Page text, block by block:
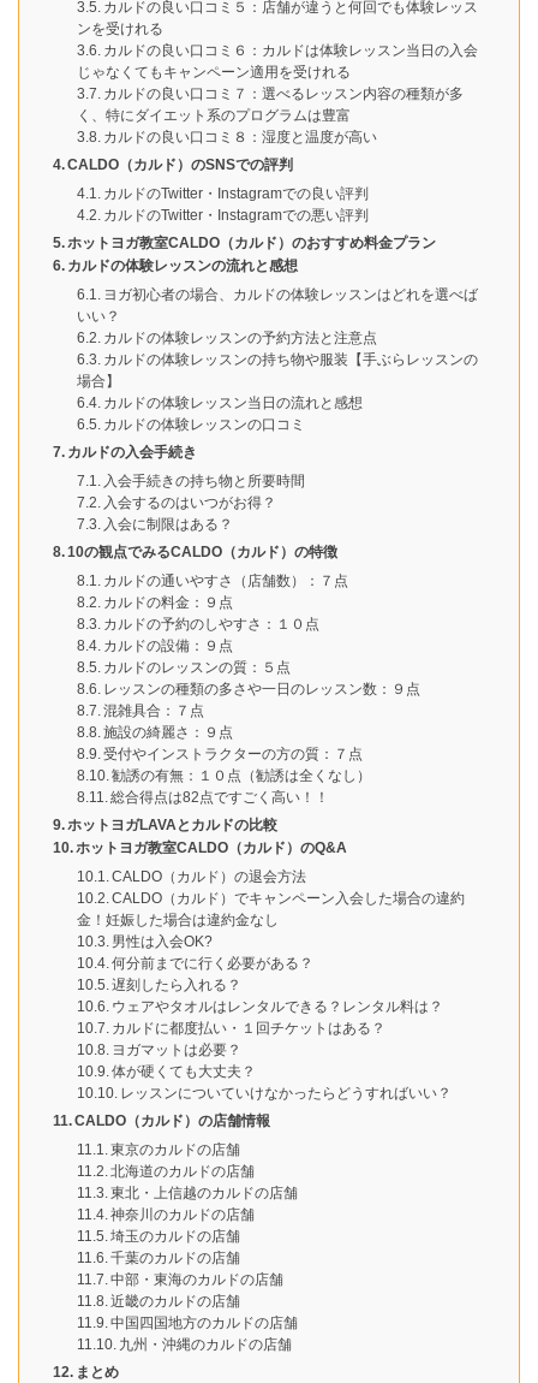
カルドの良い口コミ５：店舗が違うと何回でも体験レッス
ンを受けれる
カルドの良い口コミ６：カルドは体験レッスン当日の入会
じゃなくてもキャンペーン適用を受けれる
カルドの良い口コミ７：選べるレッスン内容の種類が多
く、特にダイエット系のプログラムは豊富
カルドの良い口コミ８：湿度と温度が高い
CALDO（カルド）のSNSでの評判
カルドのTwitter・Instagramでの良い評判
カルドのTwitter・Instagramでの悪い評判
ホットヨガ教室CALDO（カルド）のおすすめ料金プラン
カルドの体験レッスンの流れと感想
ヨガ初心者の場合、カルドの体験レッスンはどれを選べば
いい？
カルドの体験レッスンの予約方法と注意点
カルドの体験レッスンの持ち物や服装【手ぶらレッスンの
場合】
カルドの体験レッスン当日の流れと感想
カルドの体験レッスンの口コミ
カルドの入会手続き
入会手続きの持ち物と所要時間
入会するのはいつがお得？
入会に制限はある？
10の観点でみるCALDO（カルド）の特徴
カルドの通いやすさ（店舗数）：７点
カルドの料金：９点
カルドの予約のしやすさ：１０点
カルドの設備：９点
カルドのレッスンの質：５点
レッスンの種類の多さや一日のレッスン数：９点
混雑具合：７点
施設の綺麗さ：９点
受付やインストラクターの方の質：７点
勧誘の有無：１０点（勧誘は全くなし）
総合得点は82点ですごく高い！！
ホットヨガLAVAとカルドの比較
ホットヨガ教室CALDO（カルド）のQ&A
CALDO（カルド）の退会方法
CALDO（カルド）でキャンペーン入会した場合の違約
金！妊娠した場合は違約金なし
男性は入会OK?
何分前までに行く必要がある？
遅刻したら入れる？
ウェアやタオルはレンタルできる？レンタル料は？
カルドに都度払い・１回チケットはある？
ヨガマットは必要？
体が硬くても大丈夫？
レッスンについていけなかったらどうすればいい？
CALDO（カルド）の店舗情報
東京のカルドの店舗
北海道のカルドの店舗
東北・上信越のカルドの店舗
神奈川のカルドの店舗
埼玉のカルドの店舗
千葉のカルドの店舗
中部・東海のカルドの店舗
近畿のカルドの店舗
中国四国地方のカルドの店舗
九州・沖縄のカルドの店舗
まとめ